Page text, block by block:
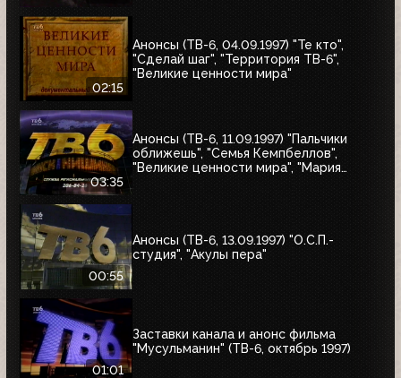
02:15
Анонсы (ТВ-6, 04.09.1997) "Те кто",
"Сделай шаг", "Территория ТВ-6",
"Великие ценности мира"
03:35
Анонсы (ТВ-6, 11.09.1997) "Пальчики
оближешь", "Семья Кемпбеллов",
"Великие ценности мира", "Мария
00:55
Анонсы (ТВ-6, 13.09.1997) "О.С.П.-
студия", "Акулы пера"
01:01
Заставки канала и анонс фильма
"Мусульманин" (ТВ-6, октябрь 1997)